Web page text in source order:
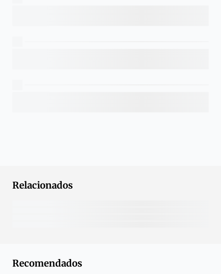
Relacionados
Recomendados